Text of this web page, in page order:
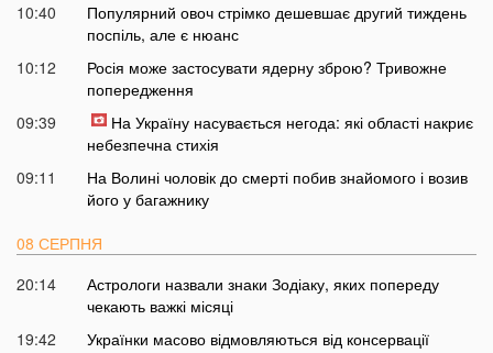
10:40
Популярний овоч стрімко дешевшає другий тиждень
поспіль, але є нюанс
10:12
Росія може застосувати ядерну зброю? Тривожне
попередження
09:39
На Україну насувається негода: які області накриє
небезпечна стихія
09:11
На Волині чоловік до смерті побив знайомого і возив
його у багажнику
08 СЕРПНЯ
20:14
Астрологи назвали знаки Зодіаку, яких попереду
чекають важкі місяці
19:42
Українки масово відмовляються від консервації